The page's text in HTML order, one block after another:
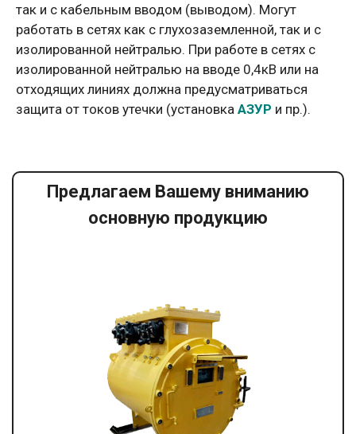
так и с кабельным вводом (выводом). Могут
работать в сетях как с глухозаземленной, так и с
изолированной нейтралью. При работе в сетях с
изолированной нейтралью на вводе 0,4кВ или на
отходящих линиях должна предусматриваться
защита от токов утечки (установка АЗУР и пр.).
Предлагаем Вашему вниманию
основную продукцию